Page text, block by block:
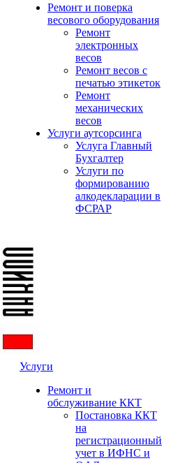
Ремонт и поверка
весового оборудования
Ремонт
электронных
весов
Ремонт весов с
печатью этикеток
Ремонт
механических
весов
Услуги аутсорсинга
Услуга Главный
Бухгалтер
Услуги по
формированию
алкодекларации в
ФСРАР
Услуги
Ремонт и
обслуживание ККТ
Постановка ККТ
на
регистрационный
учет в ИФНС и